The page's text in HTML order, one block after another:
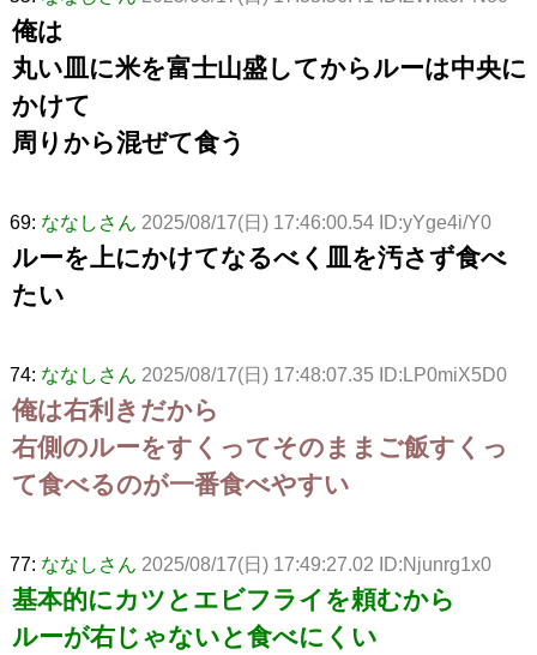
俺は
丸い皿に米を富士山盛してからルーは中央に
かけて
周りから混ぜて食う
69: ななしさん 2025/08/17(日) 17:46:00.54 ID:yYge4i/Y0
ルーを上にかけてなるべく皿を汚さず食べ
たい
74: ななしさん 2025/08/17(日) 17:48:07.35 ID:LP0miX5D0
俺は右利きだから
右側のルーをすくってそのままご飯すくっ
て食べるのが一番食べやすい
77: ななしさん 2025/08/17(日) 17:49:27.02 ID:Njunrg1x0
基本的にカツとエビフライを頼むから
ルーが右じゃないと食べにくい